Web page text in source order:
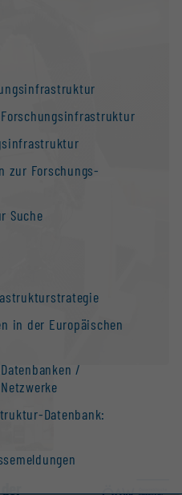
zur Forschungs­
Suche
in der Europäischen
/
Datenbank: